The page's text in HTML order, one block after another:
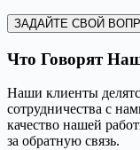
ЗАДАЙТЕ СВОЙ
Что Говорят
Наши клиенты
сотрудничества с
качество нашей
за обратную связь.